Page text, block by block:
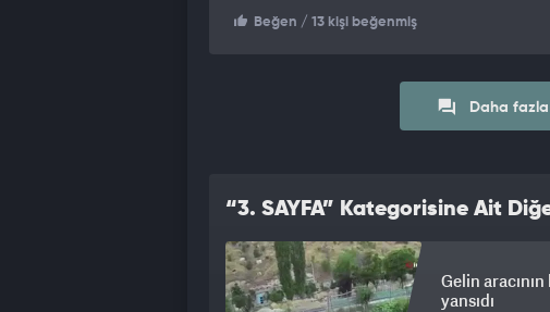
Beğen / 13 kişi beğenmiş
Daha
“3. SAYFA” Kategorisine Ait
Gelin
yansıdı